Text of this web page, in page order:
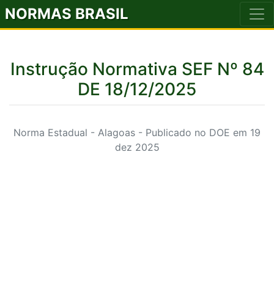
NORMAS BRASIL
Instrução Normativa SEF Nº 84
DE 18/12/2025
Norma Estadual - Alagoas - Publicado no DOE em 19
dez 2025